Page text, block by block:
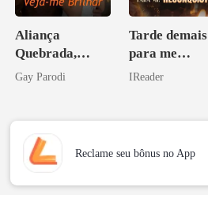
Aliança
Quebrada,
Segredos
Gay Parodi
Tarde demais
para me
reconquistar!
IReader
Reclame seu bônus no App